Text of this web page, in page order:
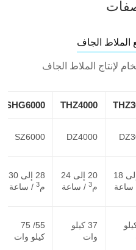
الجاف
لإنتاج الملاط الجاف
THZ4000
SHG6000
DZ4000
SZ6000
15 إلى 18
ساعة
20 إلى 24
م3 / ساعة
28 إلى 30
م3 / ساعة
كيلو
37 كيلو
وات
55/ 75
كيلو وات